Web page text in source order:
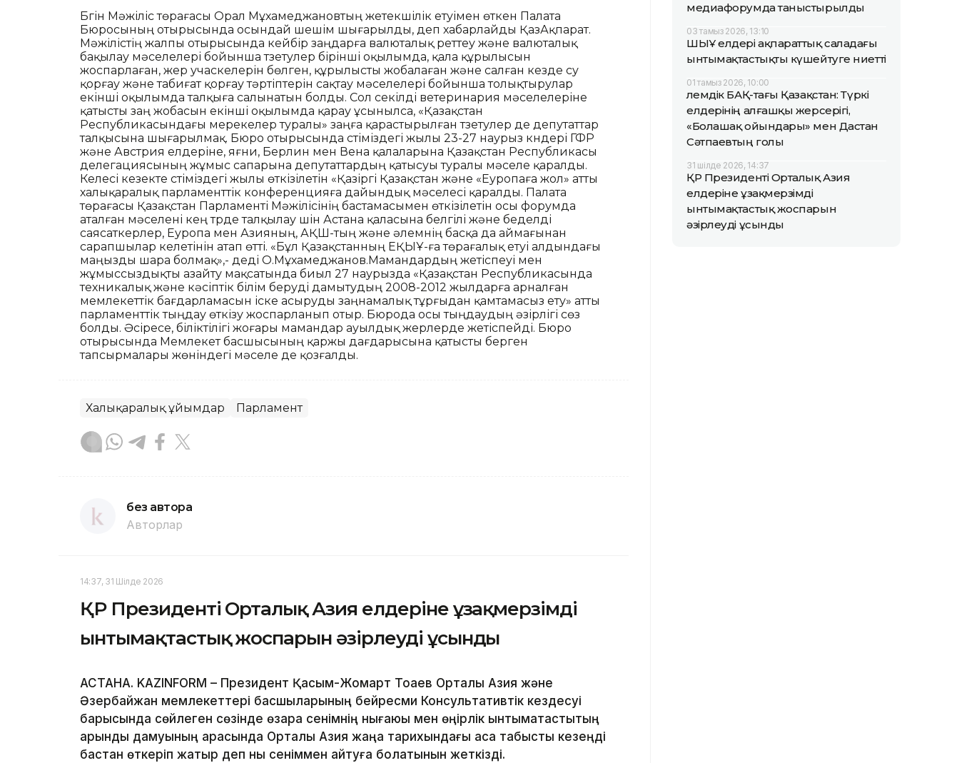
Бүгін Мәжіліс төрағасы Орал Мұхамеджановтың жетекшілік етуімен өткен Палата
Бюросының отырысында осындай шешім шығарылды, деп хабарлайды ҚазАқпарат.
Мәжілістің жалпы отырысында кейбір заңдарға валюталық реттеу және валюталық
бақылау мәселелері бойынша түзетулер бірінші оқылымда, қала құрылысын
жоспарлаған, жер учаскелерін бөлген, құрылысты жобалаған және салған кезде су
қорғау және табиғат қорғау тәртіптерін сақтау мәселелері бойынша толықтырулар
екінші оқылымда талқыға салынатын болды. Сол секілді ветеринария мәселелеріне
қатысты заң жобасын екінші оқылымда қарау ұсынылса, «Қазақстан
Республикасындағы мерекелер туралы» заңға қарастырылған түзетулер де депутаттар
талқысына шығарылмақ. Бюро отырысында үстіміздегі жылы 23-27 наурыз күндері ГФР
және Австрия елдеріне, яғни, Берлин мен Вена қалаларына Қазақстан Республикасы
делегациясының жұмыс сапарына депутаттардың қатысуы туралы мәселе қаралды.
Келесі кезекте үстіміздегі жылы өткізілетін «Қазіргі Қазақстан және «Еуропаға жол» атты
халықаралық парламенттік конференцияға дайындық мәселесі қаралды. Палата
төрағасы Қазақстан Парламенті Мәжілісінің бастамасымен өткізілетін осы форумда
аталған мәселені кең түрде талқылау үшін Астана қаласына белгілі және беделді
саясаткерлер, Еуропа мен Азияның, АҚШ-тың және әлемнің басқа да аймағынан
сарапшылар келетінін атап өтті. «Бұл Қазақстанның ЕҚЫҰ-ға төрағалық етуі алдындағы
маңызды шара болмақ»,- деді О.Мұхамеджанов.Мамандардың жетіспеуі мен
жұмыссыздықты азайту мақсатында биыл 27 наурызда «Қазақстан Республикасында
техникалық және кәсіптік білім беруді дамытудың 2008-2012 жылдарға арналған
мемлекеттік бағдарламасын іске асыруды заңнамалық тұрғыдан қамтамасыз ету» атты
парламенттік тыңдау өткізу жоспарланып отыр. Бюрода осы тыңдаудың әзірлігі сөз
болды. Әсіресе, біліктілігі жоғары мамандар ауылдық жерлерде жетіспейді. Бюро
отырысында Мемлекет басшысының қаржы дағдарысына қатысты берген
тапсырмалары жөніндегі мәселе де қозғалды.
Халықаралық ұйымдар Парламент
без автора
Авторлар
14:37, 31 Шілде 2026
ҚР Президенті Орталық Азия елдеріне ұзақмерзімді
ынтымақтастық жоспарын әзірлеуді ұсынды
АСТАНА. KAZINFORM – Президент Қасым-Жомарт Тоқаев Орталық Азия және
Әзербайжан мемлекеттері басшыларының бейресми Консультативтік кездесуі
барысында сөйлеген сөзінде өзара сенімнің нығаюы мен өңірлік ынтымақтастықтың
қарқынды дамуының арқасында Орталық Азия жаңа тарихындағы аса табысты кезеңді
бастан өткеріп жатыр деп нық сеніммен айтуға болатынын жеткізді.
медиафорумда таныстырылды
03 тамыз 2026, 13:10
ШЫҰ елдері ақпараттық саладағы
ынтымақтастықты күшейтуге ниетті
01 тамыз 2026, 10:00
Әлемдік БАҚ-тағы Қазақстан: Түркі
елдерінің алғашқы жерсерігі,
«Болашақ ойындары» мен Дастан
Сәтпаевтың голы
31 шілде 2026, 14:37
ҚР Президенті Орталық Азия
елдеріне ұзақмерзімді
ынтымақтастық жоспарын
әзірлеуді ұсынды